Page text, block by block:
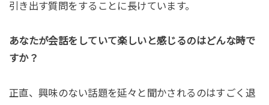
引き出す質問をすることに長けています。
あなたが会話をしていて楽しいと感じるのはどんな時で
すか？
正直、興味のない話題を延々と聞かされるのはすごく退